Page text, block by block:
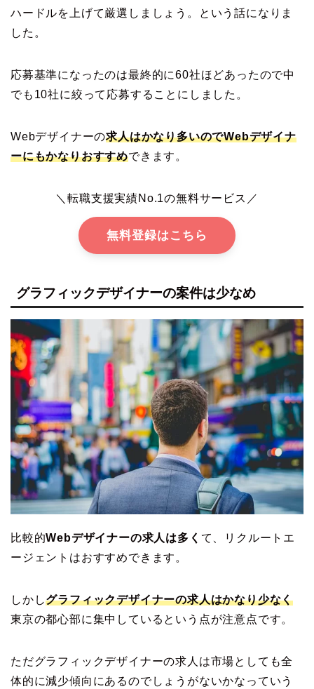
ハードルを上げて厳選しましょう。という話になりま
した。
応募基準になったのは最終的に60社ほどあったので中
でも10社に絞って応募することにしました。
Webデザイナーの求人はかなり多いのでWebデザイナ
ーにもかなりおすすめできます。
＼転職支援実績No.1の無料サービス／
無料登録はこちら
グラフィックデザイナーの案件は少なめ
比較的Webデザイナーの求人は多く て、リクルートエ
ージェントはおすすめできます。
しかしグラフィックデザイナーの求人はかなり少なく
東京の都心部に集中しているという点が注意点です。
ただグラフィックデザイナーの求人は市場としても全
体的に減少傾向にあるのでしょうがないかなっていう